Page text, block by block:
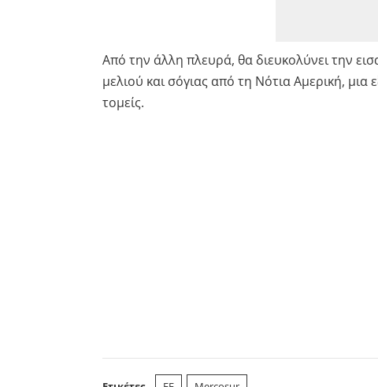
Από την άλλη πλευρά, θα διευκολύνει την
μελιού και σόγιας από τη Νότια Αμερική,
τομείς.